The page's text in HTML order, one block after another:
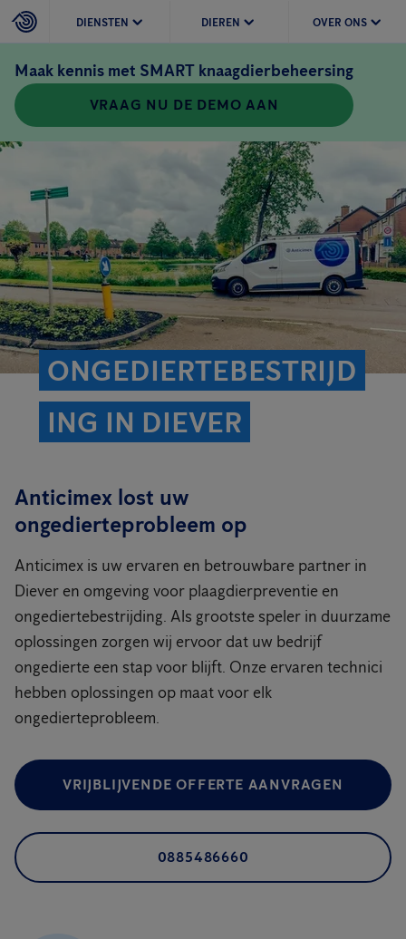
DIENSTEN DIEREN OVER ONS
Maak kennis met SMART knaagdierbeheersing
VRAAG NU DE DEMO AAN
ONGEDIERTEBESTRIJD
ING IN DIEVER
Anticimex lost uw
ongedierteprobleem op
Anticimex is uw ervaren en betrouwbare partner in
Diever en omgeving voor plaagdierpreventie en
ongediertebestrijding. Als grootste speler in duurzame
oplossingen zorgen wij ervoor dat uw bedrijf
ongedierte een stap voor blijft. Onze ervaren technici
hebben oplossingen op maat voor elk
ongedierteprobleem.
VRIJBLIJVENDE OFFERTE AANVRAGEN
0885486660